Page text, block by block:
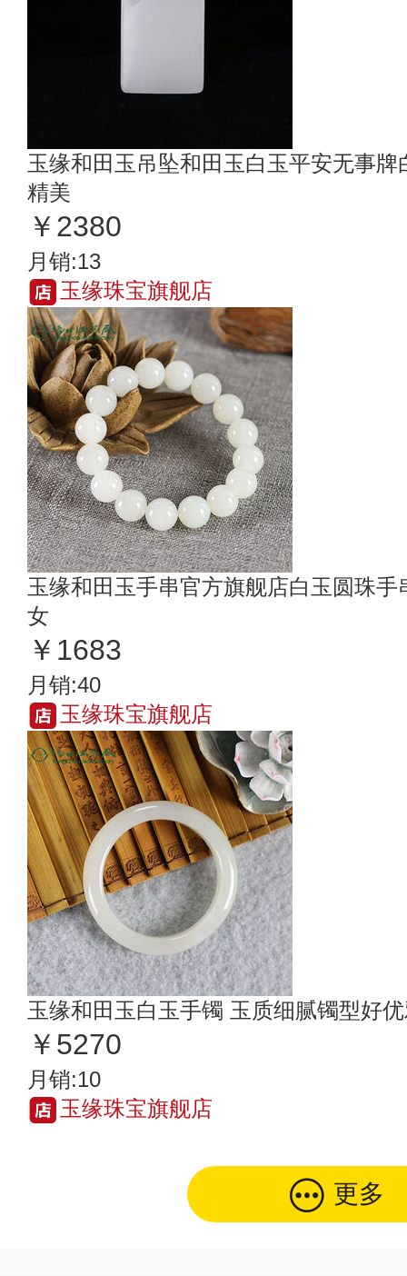
玉缘和田玉吊坠和田玉白玉平安无事
精美
￥2380
月销:13
玉缘珠宝旗舰店
玉缘和田玉手串官方旗舰店白玉圆珠
女
￥1683
月销:40
玉缘珠宝旗舰店
玉缘和田玉白玉手镯 玉质细腻镯型好
￥5270
月销:10
玉缘珠宝旗舰店
更多